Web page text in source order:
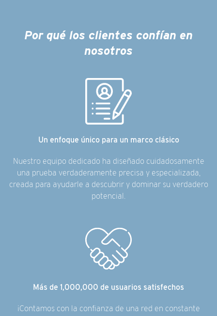
Por qué los clientes confían en
nosotros
Un enfoque único para un marco clásico
Nuestro equipo dedicado ha diseñado cuidadosamente
una prueba verdaderamente precisa y especializada,
creada para ayudarle a descubrir y dominar su verdadero
potencial.
Más de 1,000,000 de usuarios satisfechos
¡Contamos con la confianza de una red en constante